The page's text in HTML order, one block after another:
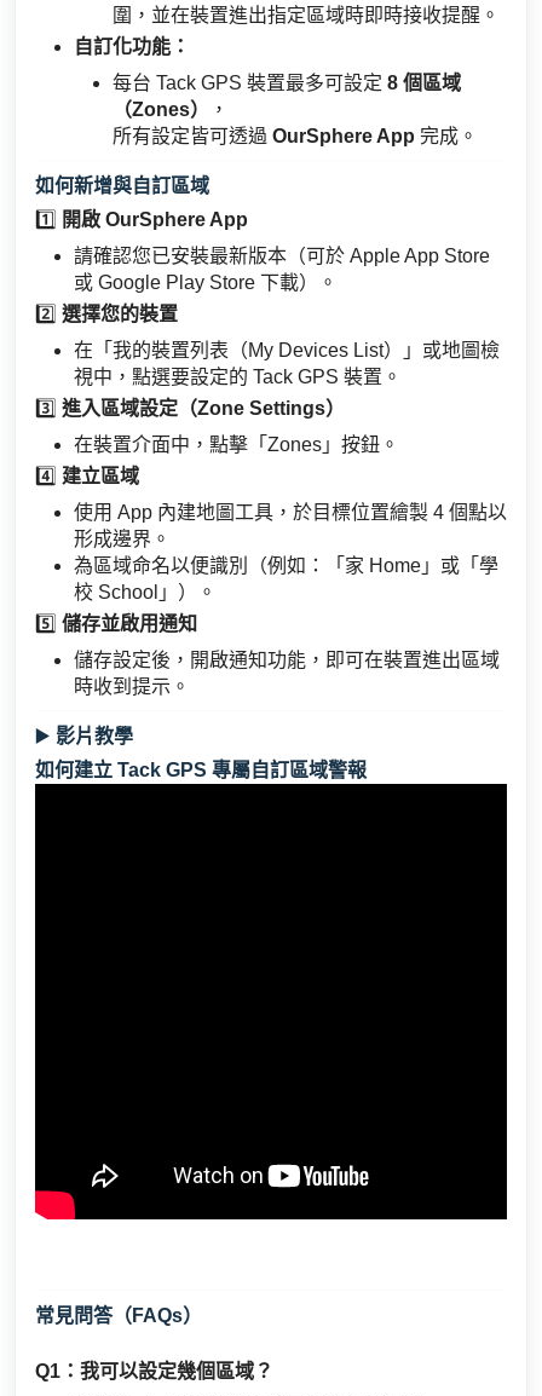
圍，並在裝置進出指定區域時即時接收提醒。
自訂化功能：
每台 Tack GPS 裝置最多可設定 8 個區域
（Zones）
，
所有設定皆可透過 OurSphere App 完成。
如何新增與自訂區域
1️⃣ 開啟 OurSphere App
請確認您已安裝最新版本（可於 Apple App Store
或 Google Play Store 下載）。
2️⃣ 選擇您的裝置
在「我的裝置列表（My Devices List）」或地圖檢
視中，點選要設定的 Tack GPS 裝置。
3️⃣ 進入區域設定（Zone Settings）
在裝置介面中，點擊「Zones」按鈕。
4️⃣ 建立區域
使用 App 內建地圖工具，於目標位置繪製 4 個點以
形成邊界。
為區域命名以便識別（例如：「家 Home」或「學
校 School」）。
5️⃣ 儲存並啟用通知
儲存設定後，開啟通知功能，即可在裝置進出區域
時收到提示。
▶️ 影片教學
如何建立 Tack GPS 專屬自訂區域警報
常見問答（FAQs）
Q1：我可以設定幾個區域？